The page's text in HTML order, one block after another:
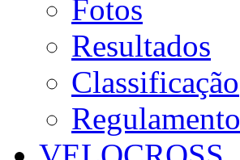
Fotos
Resultados
Classificação
Regulamento